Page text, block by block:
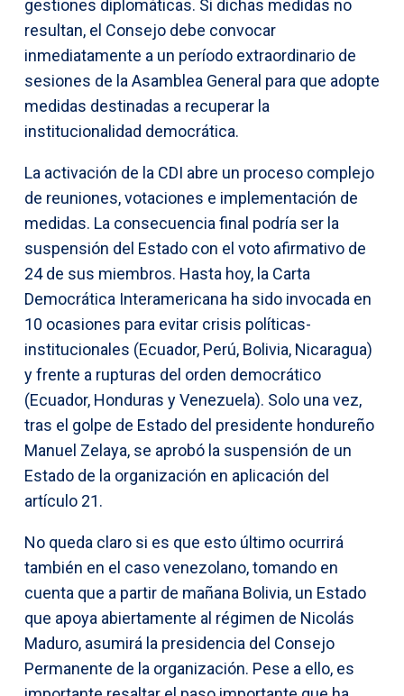
gestiones diplomáticas. Si dichas medidas no
resultan, el Consejo debe convocar
inmediatamente a un período extraordinario de
sesiones de la Asamblea General para que adopte
medidas destinadas a recuperar la
institucionalidad democrática.
La activación de la CDI abre un proceso complejo
de reuniones, votaciones e implementación de
medidas. La consecuencia final podría ser la
suspensión del Estado con el voto afirmativo de
24 de sus miembros. Hasta hoy, la Carta
Democrática Interamericana ha sido invocada en
10 ocasiones para evitar crisis políticas-
institucionales (Ecuador, Perú, Bolivia, Nicaragua)
y frente a rupturas del orden democrático
(Ecuador, Honduras y Venezuela). Solo una vez,
tras el golpe de Estado del presidente hondureño
Manuel Zelaya, se aprobó la suspensión de un
Estado de la organización en aplicación del
artículo 21.
No queda claro si es que esto último ocurrirá
también en el caso venezolano, tomando en
cuenta que a partir de mañana Bolivia, un Estado
que apoya abiertamente al régimen de Nicolás
Maduro, asumirá la presidencia del Consejo
Permanente de la organización. Pese a ello, es